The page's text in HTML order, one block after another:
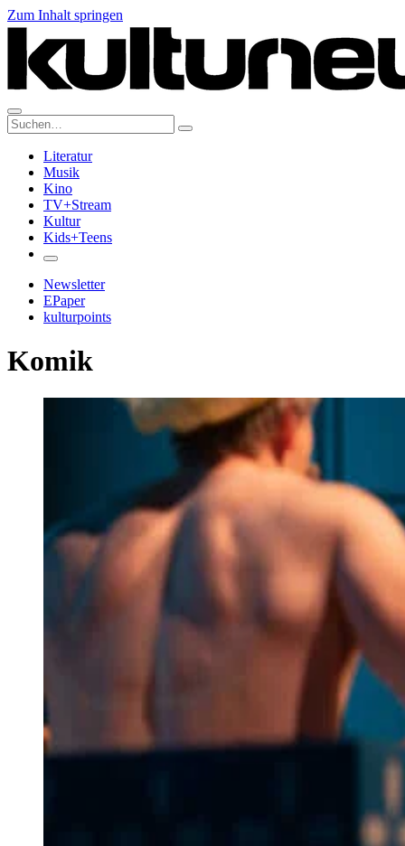
Zum Inhalt springen
Suche:
Literatur
Musik
Kino
TV+Stream
Kultur
Kids+Teens
Newsletter
EPaper
kulturpoints
Komik